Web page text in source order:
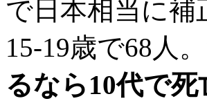
で日本相当に補
15-19歳で68人
るなら10代で死